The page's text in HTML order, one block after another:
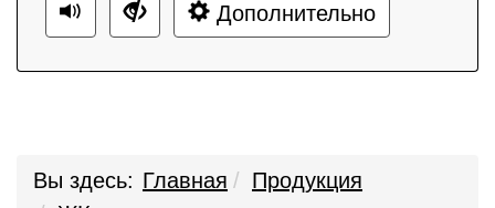
Дополнительно
Вы здесь: Главная
Продукция